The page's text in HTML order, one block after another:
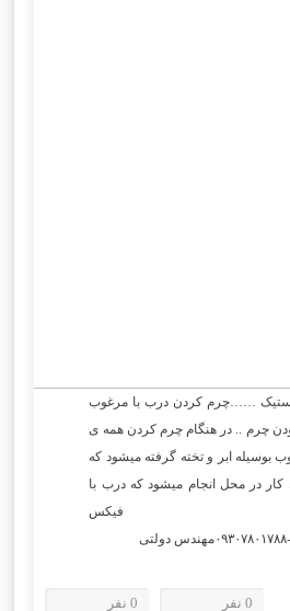
……چرم کردن درب با مرغوب
چرم .. در هنگام چرم کردن همه ی
بوسیله ابر و تخته گرفته میشود که
کار در محل انجام میشود که درب با
فیکس
0 نفر 0 نفر